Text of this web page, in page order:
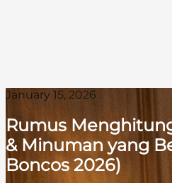
January 15, 2026
Rumus
& Minuman yang
Boncos 2026)